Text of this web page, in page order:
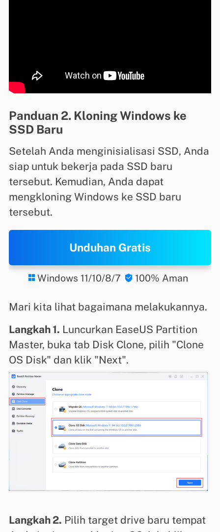
Panduan 2. Kloning Windows ke
SSD Baru
Setelah Anda menginisialisasi SSD, Anda
siap untuk bekerja pada SSD baru
tersebut. Kemudian, Anda dapat
mengkloning Windows ke SSD baru
tersebut.
Unduhan Gratis
 Windows 11/10/8/7  100% Aman
Mari kita lihat bagaimana melakukannya.
Langkah 1. Luncurkan EaseUS Partition
Master, buka tab Disk Clone, pilih "Clone
OS Disk" dan klik "Next".
Langkah 2. Pilih target drive baru tempat